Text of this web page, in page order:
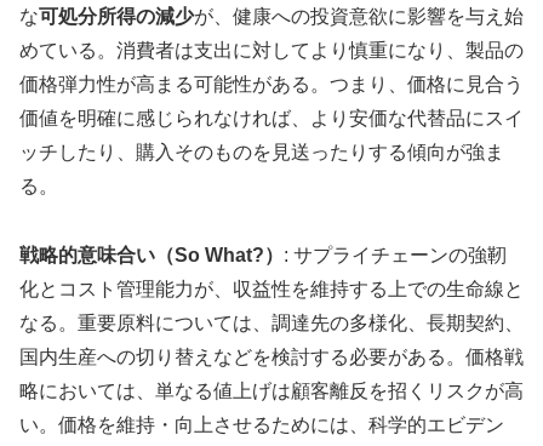
な可処分所得の減少が、健康への投資意欲に影響を与え始
めている。消費者は支出に対してより慎重になり、製品の
価格弾力性が高まる可能性がある。つまり、価格に見合う
価値を明確に感じられなければ、より安価な代替品にスイ
ッチしたり、購入そのものを見送ったりする傾向が強ま
る。
戦略的意味合い（So What?） : サプライチェーンの強靭
化とコスト管理能力が、収益性を維持する上での生命線と
なる。重要原料については、調達先の多様化、長期契約、
国内生産への切り替えなどを検討する必要がある。価格戦
略においては、単なる値上げは顧客離反を招くリスクが高
い。価格を維持・向上させるためには、科学的エビデン